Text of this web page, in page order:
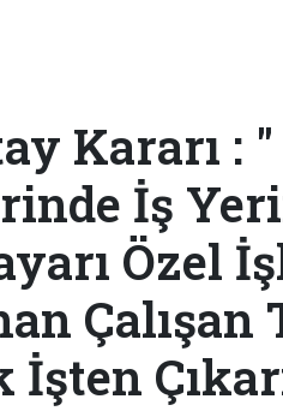
Kararı :
İş
Özel
Çalışan
İşten